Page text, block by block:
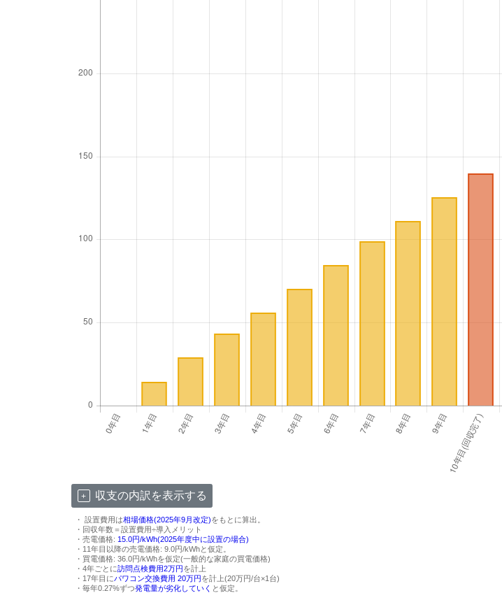
収支の内訳を表示する
・ 設置費用は相場価格(2025年9月改定)をもとに算出。
・回収年数＝設置費用÷導入メリット
・売電価格: 15.0円/kWh(2025年度中に設置の場合)
・11年目以降の売電価格: 9.0円/kWhと仮定。
・買電価格: 36.0円/kWhを仮定(一般的な家庭の買電価格)
・4年ごとに訪問点検費用2万円を計上
・17年目にパワコン交換費用 20万円を計上(20万円/台×1台)
・毎年0.27%ずつ発電量が劣化していく と仮定。